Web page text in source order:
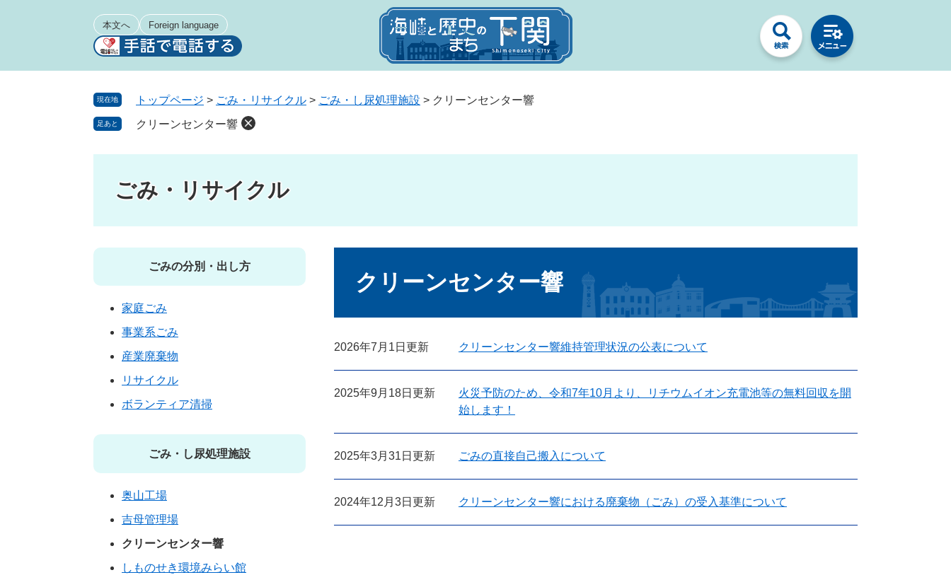
本文へ Foreign language
現在地 トップページ > ごみ・リサイクル > ごみ・し尿処理施設 > クリーンセンター響
足あと クリーンセンター響
ごみ・リサイクル
クリーンセンター響
2026年7月1日更新 クリーンセンター響維持管理状況の公表について
2025年9月18日更新
火災予防のため、令和7年10月より、リチウムイオン充電池等の無料回収を開
始します！
2025年3月31日更新 ごみの直接自己搬入について
2024年12月3日更新 クリーンセンター響における廃棄物（ごみ）の受入基準について
ごみの分別・出し方
家庭ごみ
事業系ごみ
産業廃棄物
リサイクル
ボランティア清掃
ごみ・し尿処理施設
奥山工場
吉母管理場
クリーンセンター響
しものせき環境みらい館